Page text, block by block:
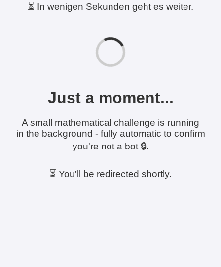
⏳ In wenigen Sekunden geht es weiter.
Just a moment...
A small mathematical challenge is running
in the background - fully automatic to confirm
you're not a bot 🔒.
⏳ You'll be redirected shortly.